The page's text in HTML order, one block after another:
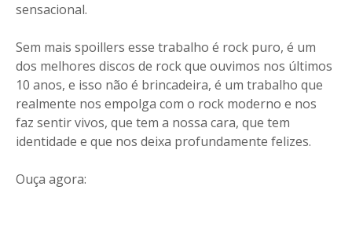
sensacional.
Sem mais spoillers esse trabalho é rock puro, é um
dos melhores discos de rock que ouvimos nos últimos
10 anos, e isso não é brincadeira, é um trabalho que
realmente nos empolga com o rock moderno e nos
faz sentir vivos, que tem a nossa cara, que tem
identidade e que nos deixa profundamente felizes.
Ouça agora: